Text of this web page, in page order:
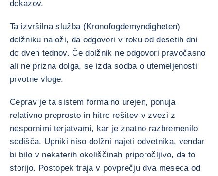
dokazov.
Ta izvršilna služba (Kronofogdemyndigheten)
dolžniku naloži, da odgovori v roku od desetih dni
do dveh tednov. Če dolžnik ne odgovori pravočasno
ali ne prizna dolga, se izda sodba o utemeljenosti
prvotne vloge.
Čeprav je ta sistem formalno urejen, ponuja
relativno preprosto in hitro rešitev v zvezi z
nespornimi terjatvami, kar je znatno razbremenilo
sodišča. Upniki niso dolžni najeti odvetnika, vendar
bi bilo v nekaterih okoliščinah priporočljivo, da to
storijo. Postopek traja v povprečju dva meseca od